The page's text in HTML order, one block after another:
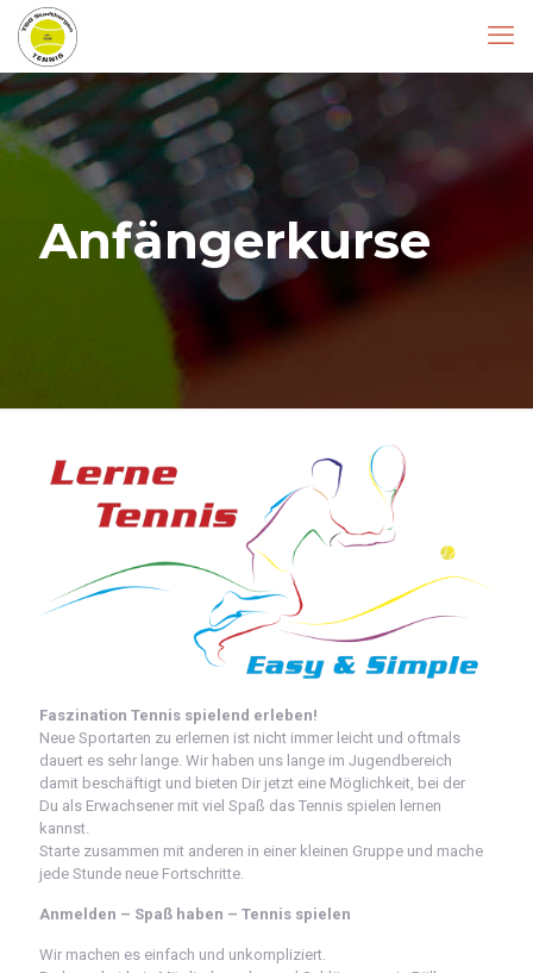
Anfängerkurse
Faszination Tennis spielend erleben!
Neue Sportarten zu erlernen ist nicht immer leicht und oftmals
dauert es sehr lange. Wir haben uns lange im Jugendbereich
damit beschäftigt und bieten Dir jetzt eine Möglichkeit, bei der
Du als Erwachsener mit viel Spaß das Tennis spielen lernen
kannst.
Starte zusammen mit anderen in einer kleinen Gruppe und mache
jede Stunde neue Fortschritte.
Anmelden – Spaß haben – Tennis spielen
Wir machen es einfach und unkompliziert.